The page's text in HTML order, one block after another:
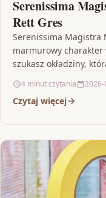
Serenissima
Rett Gres
Serenissima Magistra
marmurowy charakter
szukasz okładziny,
4 minut czytania 2026-
Czytaj więcej